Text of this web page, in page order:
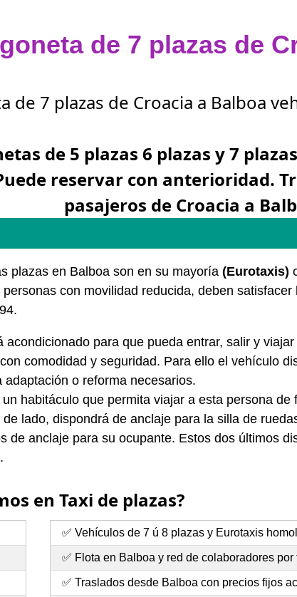
de 7 plazas de
de 7 plazas de Croacia a Balboa
de 5 plazas 6 plazas y 7
reservar con anterioridad.
pasajeros de Croacia a
plazas en Balboa son en su mayoría (Eurotaxis)
con movilidad reducida, deben
acondicionado para que pueda entrar, salir y
comodidad y seguridad. Para ello el vehículo
adaptación o reforma necesarios.
habitáculo que permita viajar a esta persona
lado, dispondrá de anclaje para la silla de
de anclaje para su ocupante. Estos dos últimos
en Taxi de plazas?
✅ Vehículos de 7 ú 8 plazas y Eurotaxis
✅ Flota en Balboa y red de colaboradores por
✅ Traslados desde Balboa con precios fijos